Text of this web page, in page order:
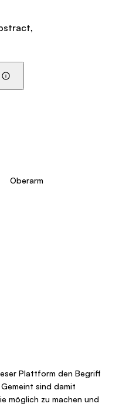
Oberarm
Plattform den Begriff
sind damit
möglich zu machen und